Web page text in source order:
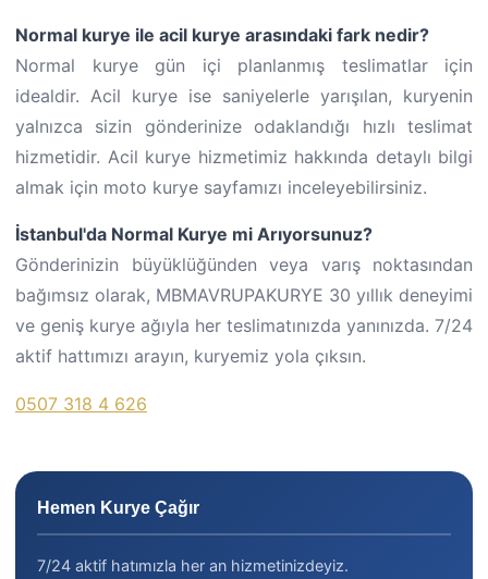
Normal kurye ile acil kurye arasındaki fark nedir?
Normal kurye gün içi planlanmış teslimatlar için
idealdir. Acil kurye ise saniyelerle yarışılan, kuryenin
yalnızca sizin gönderinize odaklandığı hızlı teslimat
hizmetidir. Acil kurye hizmetimiz hakkında detaylı bilgi
almak için moto kurye sayfamızı inceleyebilirsiniz.
İstanbul'da Normal Kurye mi Arıyorsunuz?
Gönderinizin büyüklüğünden veya varış noktasından
bağımsız olarak, MBMAVRUPAKURYE 30 yıllık deneyimi
ve geniş kurye ağıyla her teslimatınızda yanınızda. 7/24
aktif hattımızı arayın, kuryemiz yola çıksın.
0507 318 4 626
Hemen Kurye Çağır
7/24 aktif hatımızla her an hizmetinizdeyiz.